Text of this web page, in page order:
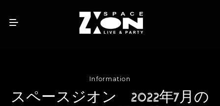
Information
スペースジオン 2022年7月の